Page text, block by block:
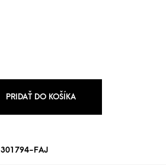
PRIDAŤ DO KOŠÍKA
301794-FAJ